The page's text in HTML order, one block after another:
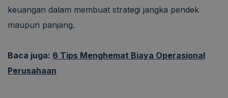
keuangan dalam membuat strategi jangka pendek
maupun panjang.
Baca juga: 6 Tips Menghemat Biaya Operasional
Perusahaan